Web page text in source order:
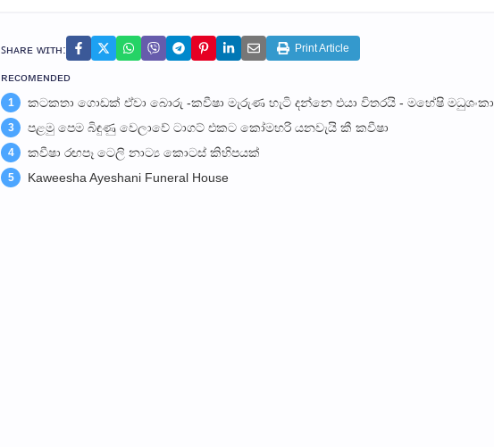
ꜱʜᴀʀᴇ ᴡɪᴛʜ: Print Article
ʀᴇᴄᴏᴍᴇɴᴅᴇᴅ
1 කටකතා ගොඩක් ඒවා බොරු -කවීෂා මැරුණ හැටි දන්නෙ එයා විතරයි - මහේෂි මධුශංකා
3 පළමු පෙම බිඳුණු වෙලාවේ ටාගට් එකට කෝමහරි යනවැයි කී කවීෂා
4 කවීෂා රඟපෑ ටෙලි නාට්‍ය කොටස් කිහිපයක්
5 Kaweesha Ayeshani Funeral House